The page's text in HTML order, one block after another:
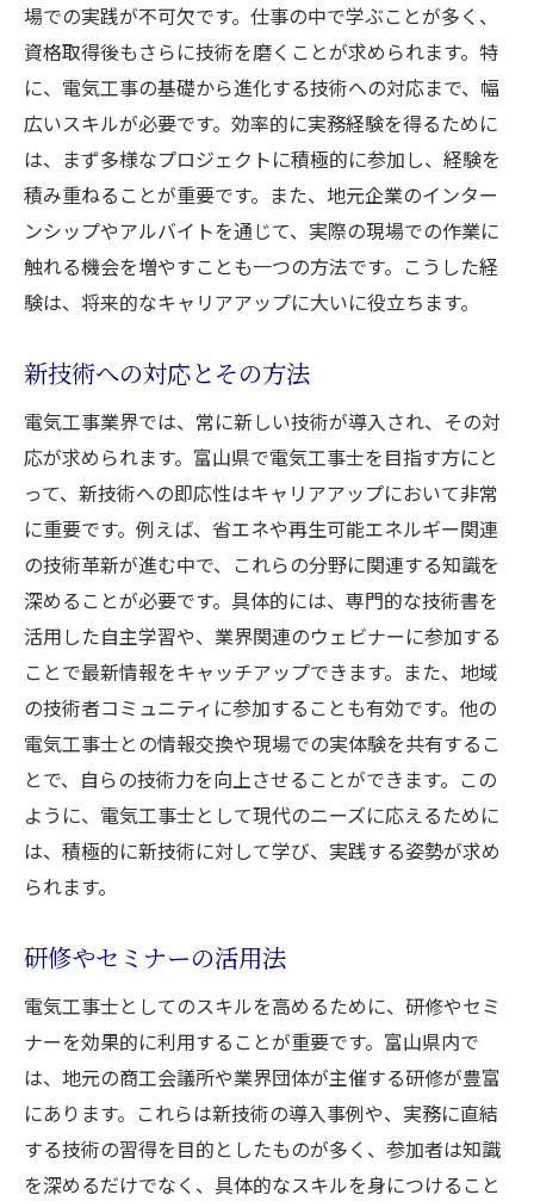
場での実践が不可欠です。仕事の中で学ぶことが多く、
資格取得後もさらに技術を磨くことが求められます。特
に、電気工事の基礎から進化する技術への対応まで、幅
広いスキルが必要です。効率的に実務経験を得るために
は、まず多様なプロジェクトに積極的に参加し、経験を
積み重ねることが重要です。また、地元企業のインター
ンシップやアルバイトを通じて、実際の現場での作業に
触れる機会を増やすことも一つの方法です。こうした経
験は、将来的なキャリアアップに大いに役立ちます。
新技術への対応とその方法
電気工事業界では、常に新しい技術が導入され、その対
応が求められます。富山県で電気工事士を目指す方にと
って、新技術への即応性はキャリアアップにおいて非常
に重要です。例えば、省エネや再生可能エネルギー関連
の技術革新が進む中で、これらの分野に関連する知識を
深めることが必要です。具体的には、専門的な技術書を
活用した自主学習や、業界関連のウェビナーに参加する
ことで最新情報をキャッチアップできます。また、地域
の技術者コミュニティに参加することも有効です。他の
電気工事士との情報交換や現場での実体験を共有するこ
とで、自らの技術力を向上させることができます。この
ように、電気工事士として現代のニーズに応えるために
は、積極的に新技術に対して学び、実践する姿勢が求め
られます。
研修やセミナーの活用法
電気工事士としてのスキルを高めるために、研修やセミ
ナーを効果的に利用することが重要です。富山県内で
は、地元の商工会議所や業界団体が主催する研修が豊富
にあります。これらは新技術の導入事例や、実務に直結
する技術の習得を目的としたものが多く、参加者は知識
を深めるだけでなく、具体的なスキルを身につけること